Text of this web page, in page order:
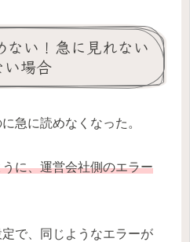
ない！急に見れない
い場合
急に読めなくなった。
に、運営会社側のエラー
で、同じようなエラーが